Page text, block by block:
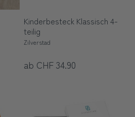
Kinderbesteck Klassisch 4-
teilig
Zilverstad
ab CHF 34.90